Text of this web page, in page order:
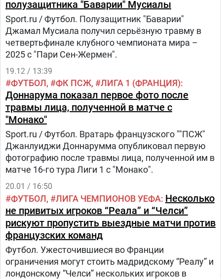
полузащитника "Баварии" Мусиалы
Sport.ru / Футбол. Полузащитник "Баварии"
Джамал Мусиала получил серьёзную травму в
четвертьфинале клубного чемпионата мира –
2025 с "Пари Сен-Жермен".
19.12 / 13:39
ФУТБОЛ ФК ПСЖ ЛИГА 1 (ФРАНЦИЯ)
Доннарума показал первое фото после
травмы лица, полученной в матче с
"Монако"
Sport.ru / Футбол. Вратарь французского ""ПСЖ"
Джанлуиджи Доннарумма опубликовал первую
фотографию после травмы лица, полученной им в
матче 16-го тура Лиги 1 с "Монако".
20.01 / 16:50
ФУТБОЛ ЛИГА ЧЕМПИОНОВ УЕФА Несколько
не привитых игроков “Реала” и “Челси”
рискуют пропустить выездные матчи против
французских команд
Футбол. Ужесточившиеся во Франции
ограничения могут стоить мадридскому “Реалу” и
лондонскому “Челси” нескольких игроков в